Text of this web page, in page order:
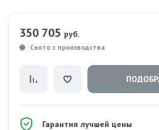
350 705 руб.
Снято с производства
Гарантия лучшей цены